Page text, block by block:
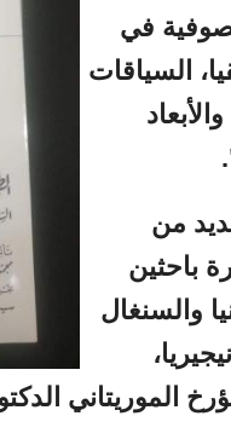
في
السياقات
من
باحثين
والسنغال
الموريتاني